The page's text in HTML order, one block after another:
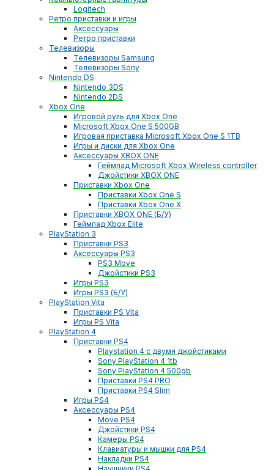
Logitech
Ретро приставки и игры
Аксессуары
Ретро приставки
Телевизоры
Телевизоры Samsung
Телевизоры Sony
Nintendo DS
Nintendo 3DS
Nintendo 2DS
Xbox One
Игровой руль для Xbox One
Microsoft Xbox One S 500GB
Игровая приставка Microsoft Xbox One S 1TB
Игры и диски для Xbox One
Аксессуары XBOX ONE
Геймпад Microsoft Xbox Wireless controller
Джойстики XBOX ONE
Приставки Xbox One
Приставки Xbox One S
Приставки Xbox One X
Приставки XBOX ONE (Б/У)
Геймпад Xbox Elite
PlayStation 3
Приставки PS3
Аксессуары PS3
PS3 Move
Джойстики PS3
Игры PS3
Игры PS3 (Б/У)
PlayStation Vita
Приставки PS Vita
Игры PS Vita
PlayStation 4
Приставки PS4
Playstation 4 с двумя джойстиками
Sony PlayStation 4 1tb
Sony PlayStation 4 500gb
Приставки PS4 PRO
Приставки PS4 Slim
Игры PS4
Аксессуары PS4
Move PS4
Джойстики PS4
Камеры PS4
Клавиатуры и мышки для PS4
Накладки PS4